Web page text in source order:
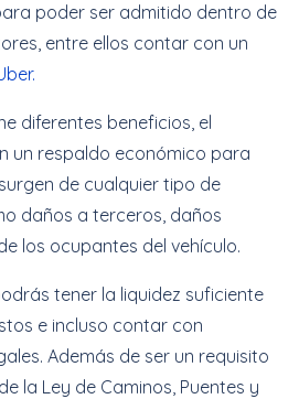
poder ser admitido dentro de
entre ellos contar con un
diferentes beneficios, el
un respaldo económico para
de cualquier tipo de
daños a terceros, daños
los ocupantes del vehículo.
tener la liquidez suficiente
e incluso contar con
Además de ser un requisito
la Ley de Caminos, Puentes y